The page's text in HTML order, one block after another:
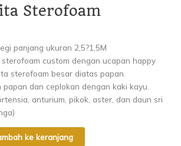
Sterofoam
panjang ukuran 2,5?1,5M
custom dengan ucapan happy
sterofoam besar diatas papan.
dan ceplokan dengan kaki kayu.
anturium, pikok, aster, dan daun sri
ke keranjang